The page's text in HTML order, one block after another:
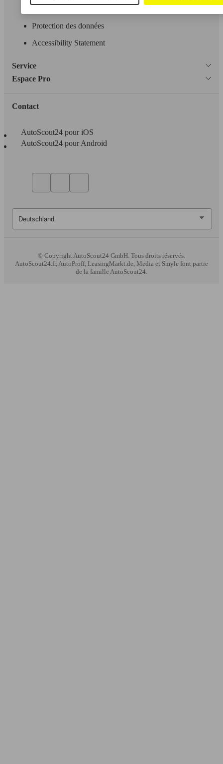
Protection des données
Accessibility Statement
Service
Espace Pro
Contact
AutoScout24 pour iOS
AutoScout24 pour Android
© CopyrightAutoScout24 GmbH. Tous droits réservés.
AutoScout24.fr, AutoProff, LeasingMarkt.de, Media et Smyle font partie
de la famille AutoScout24.